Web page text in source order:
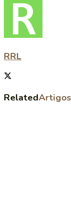
RRL
RelatedArtigos